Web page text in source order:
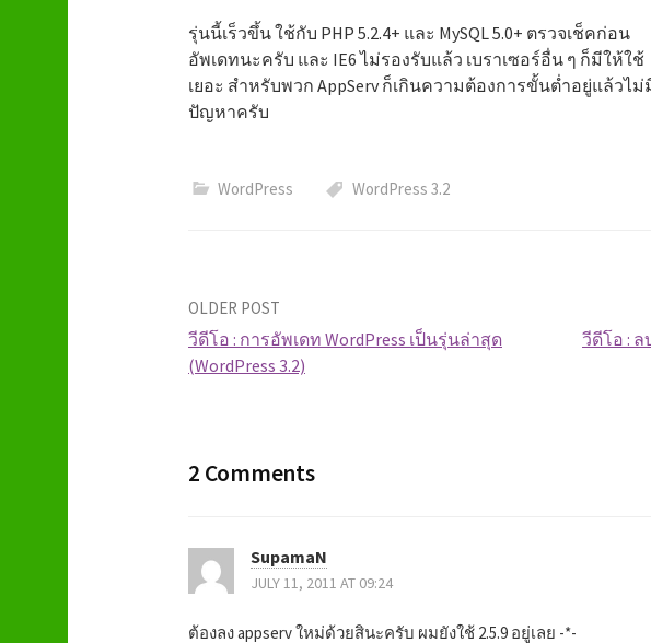
รุ่นนี้เร็วขึ้น ใช้กับ PHP 5.2.4+ และ MySQL 5.0+ ตรวจเช็คก่อน
อัพเดทนะครับ และ IE6 ไม่รองรับแล้ว เบราเซอร์อื่น ๆ ก็มีให้ใช้
เยอะ สำหรับพวก AppServ ก็เกินความต้องการขั้นต่ำอยู่แล้วไม่
ปัญหาครับ
WordPress WordPress 3.2
s
t
n
OLDER POST
วีดีโอ : การอัพเดท WordPress เป็นรุ่นล่าสุด
(WordPress 3.2)
วีดีโอ : ล
2 Comments
SupamaN
JULY 11, 2011 AT 09:24
ต้องลง appserv ใหม่ด้วยสินะครับ ผมยังใช้ 2.5.9 อยู่เลย -*-